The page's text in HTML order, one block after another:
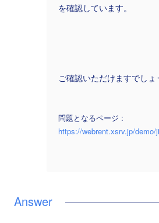
を確認しています。
ご確認いただけますでしょ
問題となるページ :
https://webrent.xsrv.jp/demo/